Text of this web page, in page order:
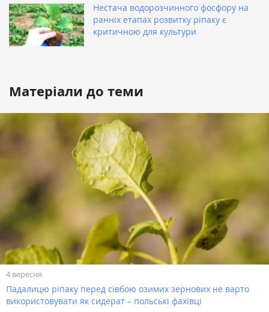
Нестача водорозчинного фосфору на
ранніх етапах розвитку ріпаку є
критичною для культури
Матеріали до теми
4 вересня
Падалицю ріпаку перед сівбою озимих зернових не варто
використовувати як сидерат – польські фахівці